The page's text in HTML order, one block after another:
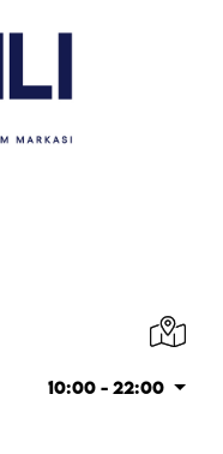
10:00 - 22:00